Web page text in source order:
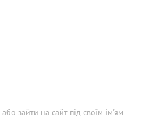
або зайти на сайт під своїм ім'ям.